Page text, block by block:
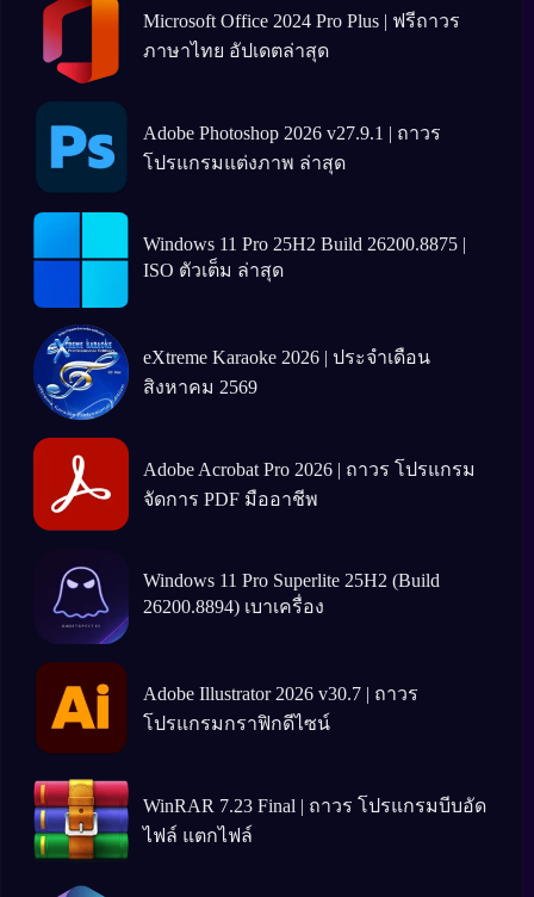
Microsoft Office 2024 Pro Plus | ฟรีถาวร
ภาษาไทย อัปเดตล่าสุด
Adobe Photoshop 2026 v27.9.1 | ถาวร
โปรแกรมแต่งภาพ ล่าสุด
Windows 11 Pro 25H2 Build 26200.8875 |
ISO ตัวเต็ม ล่าสุด
eXtreme Karaoke 2026 | ประจำเดือน
สิงหาคม 2569
Adobe Acrobat Pro 2026 | ถาวร โปรแกรม
จัดการ PDF มืออาชีพ
Windows 11 Pro Superlite 25H2 (Build
26200.8894) เบาเครื่อง
Adobe Illustrator 2026 v30.7 | ถาวร
โปรแกรมกราฟิกดีไซน์
WinRAR 7.23 Final | ถาวร โปรแกรมบีบอัด
ไฟล์ แตกไฟล์